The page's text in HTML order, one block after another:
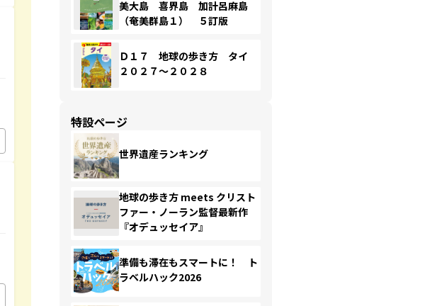
美大島 喜界島 加計呂麻島
（奄美群島１） ５訂版
Ｄ１７ 地球の歩き方 タイ
２０２７～２０２８
特設ページ
世界遺産ランキング
地球の歩き方 meets クリスト
ファー・ノーラン監督最新作
『オデュッセイア』
準備も滞在もスマートに！ ト
ラベルハック2026